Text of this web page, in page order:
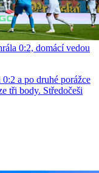
0:2, domácí vedou
a po druhé porážce
tři body. Středočeši